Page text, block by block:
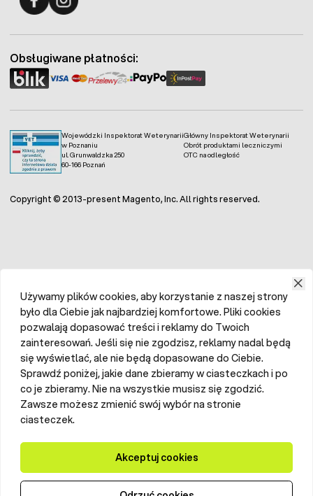
Wojewódzki Inspektorat Weterynarii
w Poznaniu
ul. Grunwaldzka 250
60-166 Poznań
Główny Inspektorat Weterynarii
Obrót produktami leczniczymi
OTC na odległość
Obsługiwane płatności:
Copyright © 2013-present Magento, Inc. All rights reserved.
Używamy plików cookies, aby korzystanie z naszej strony
było dla Ciebie jak najbardziej komfortowe. Pliki cookies
pozwalają dopasować treści i reklamy do Twoich
zainteresowań. Jeśli się nie zgodzisz, reklamy nadal będą
się wyświetlać, ale nie będą dopasowane do Ciebie.
Sprawdź poniżej, jakie dane zbieramy w ciasteczkach i po
co je zbieramy. Nie na wszystkie musisz się zgodzić.
Zawsze możesz zmienić swój wybór na stronie
ciasteczek.
Akceptuj cookies